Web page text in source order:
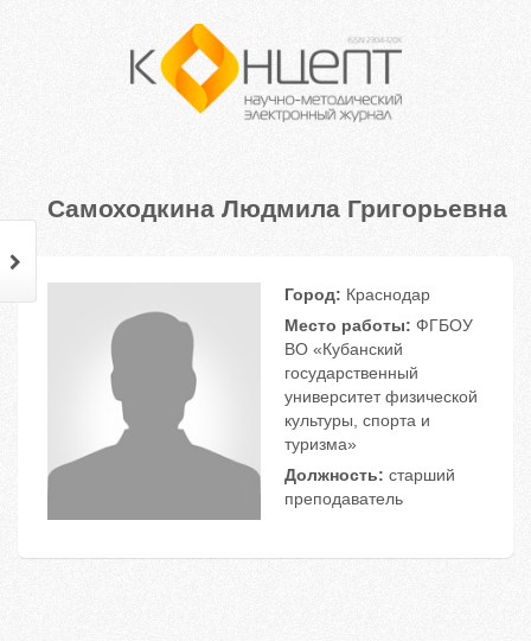
Самоходкина Людмила Григорьевна
Город: Краснодар
Место работы: ФГБОУ
ВО «Кубанский
государственный
университет физической
культуры, спорта и
туризма»
Должность: старший
преподаватель